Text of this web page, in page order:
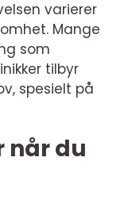
varierer
Mange
som
tilbyr
spesielt på
når du